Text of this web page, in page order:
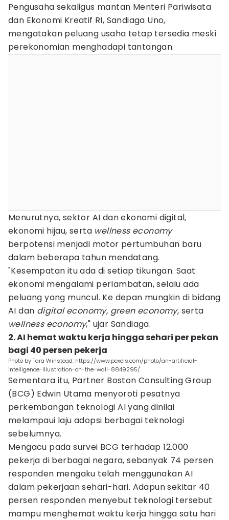
Pengusaha sekaligus mantan Menteri Pariwisata
dan Ekonomi Kreatif RI, Sandiaga Uno,
mengatakan peluang usaha tetap tersedia meski
perekonomian menghadapi tantangan.
Menurutnya, sektor AI dan ekonomi digital,
ekonomi hijau, serta wellness economy
berpotensi menjadi motor pertumbuhan baru
dalam beberapa tahun mendatang.
"Kesempatan itu ada di setiap tikungan. Saat
ekonomi mengalami perlambatan, selalu ada
peluang yang muncul. Ke depan mungkin di bidang
AI dan digital economy, green economy, serta
wellness economy," ujar Sandiaga.
2. AI hemat waktu kerja hingga sehari per pekan
bagi 40 persen pekerja
Photo by Tara Winstead: https://www.pexels.com/photo/an-artificial-
intelligence-illustration-on-the-wall-8849295/
Sementara itu, Partner Boston Consulting Group
(BCG) Edwin Utama menyoroti pesatnya
perkembangan teknologi AI yang dinilai
melampaui laju adopsi berbagai teknologi
sebelumnya.
Mengacu pada survei BCG terhadap 12.000
pekerja di berbagai negara, sebanyak 74 persen
responden mengaku telah menggunakan AI
dalam pekerjaan sehari-hari. Adapun sekitar 40
persen responden menyebut teknologi tersebut
mampu menghemat waktu kerja hingga satu hari